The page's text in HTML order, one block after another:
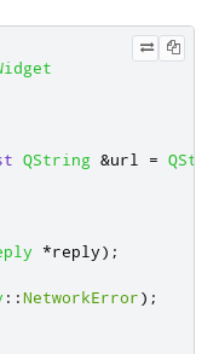
QString &url =
*reply);
::NetworkError);